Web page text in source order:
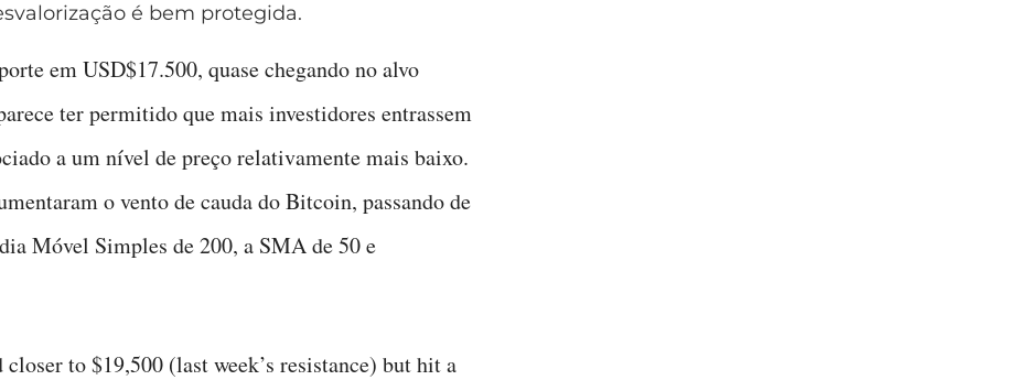
é bem protegida.
em USD$17.500, quase chegando no alvo
ter permitido que mais investidores entrassem
a um nível de preço relativamente mais baixo.
o vento de cauda do Bitcoin, passando de
Móvel Simples de 200, a SMA de 50 e
to $19,500 (last week’s resistance) but hit a